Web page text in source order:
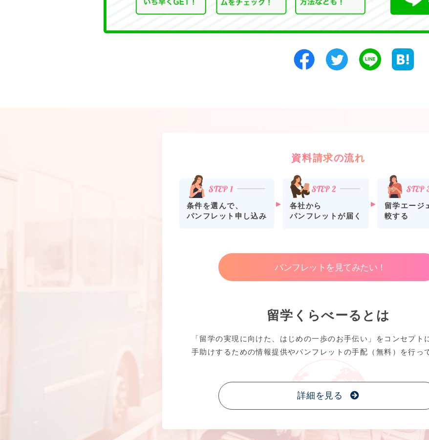
資料請求の流れ
条件を選んで、
パンフレット申し込み
各社から
パンフレットが届く
留学エージ
較する
パンフレットを見てみたい！
留学くらべーるとは
「留学の実現に向けた、はじめの一歩のお手伝い」をコンセプト
手助けするための情報提供やパンフレットの手配（無料）を行っ
詳細を見る